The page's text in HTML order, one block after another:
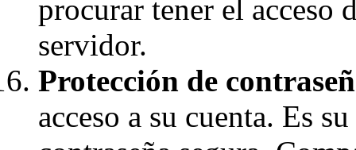
procurar tener el acceso
servidor.
Protección de
acceso a su cuenta. Es